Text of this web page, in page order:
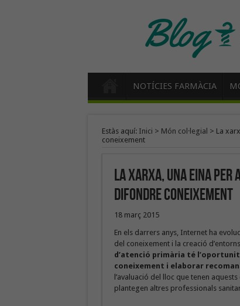
NOTÍCIES FARMÀCIA
Estàs aquí: Inici > Món col·legial > La
coneixement
La xarxa, una eina
difondre coneixement
18 març 2015
En els darrers anys, Internet ha
del coneixement i la creació
d’atenció primària té
coneixement i elaborar
l’avaluació del lloc que tenen
plantegen altres professionals